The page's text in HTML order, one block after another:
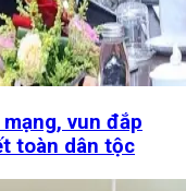
vun đắp
toàn dân tộc